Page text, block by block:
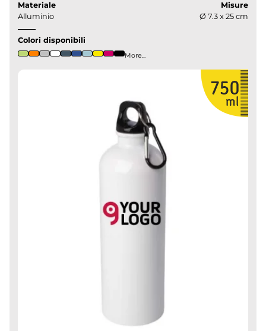
Materiale
Alluminio
Misure
Ø 7.3 x 25 cm
Colori disponibili
More...